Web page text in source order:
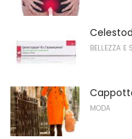
BELLEZZA E
MODA